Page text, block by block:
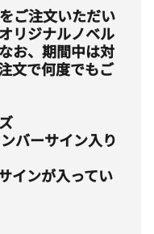
ご注文いただい
リジナルノベル
お、期間中は対
文で何度でもご
バーサイン入り
インが入ってい